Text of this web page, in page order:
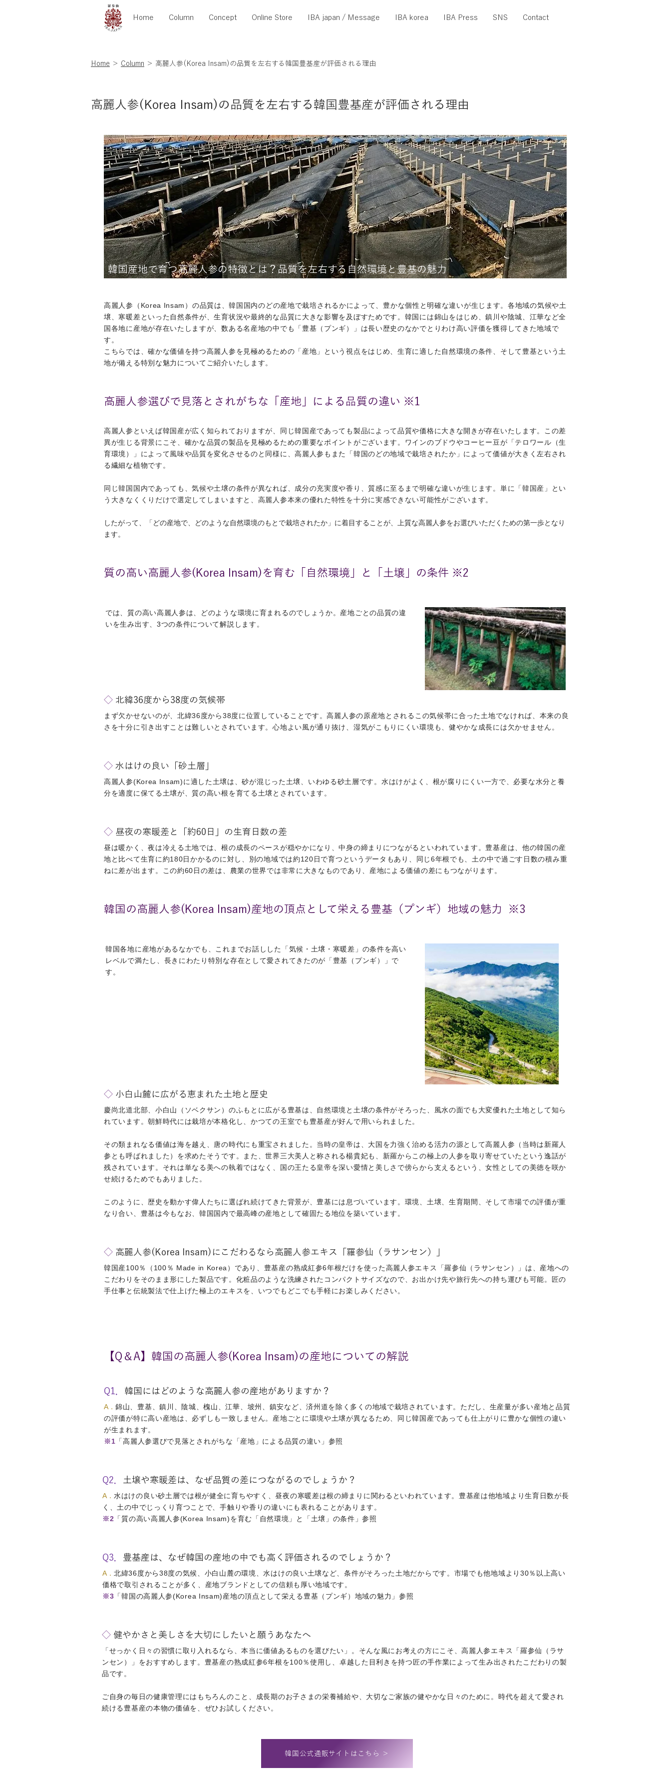
Home Column Concept Online Store IBA japan / Message IBA korea IBA Press SNS Contact
Home ＞ Column ＞ 高麗人参(Korea Insam)の品質を左右する韓国豊基産が評価される理由
高麗人参(Korea Insam)の品質を左右する韓国豊基産が評価される理由
韓国産地で育つ高麗人参の特徴とは？品質を左右する自然環境と豊基の魅力
高麗人参（Korea Insam）の品質は、韓国国内のどの産地で栽培されるかによって、豊かな個性と明確な違いが生じます。各地域の気候や土
壌、寒暖差といった自然条件が、生育状況や最終的な品質に大きな影響を及ぼすためです。韓国には錦山をはじめ、鎮川や陰城、江華など全
国各地に産地が存在いたしますが、数ある名産地の中でも「豊基（プンギ）」は長い歴史のなかでとりわけ高い評価を獲得してきた地域で
す。
こちらでは、確かな価値を持つ高麗人参を見極めるための「産地」という視点をはじめ、生育に適した自然環境の条件、そして豊基という土
地が備える特別な魅力についてご紹介いたします。
高麗人参選びで見落とされがちな「産地」による品質の違い ※1
高麗人参といえば韓国産が広く知られておりますが、同じ韓国産であっても製品によって品質や価格に大きな開きが存在いたします。この差
異が生じる背景にこそ、確かな品質の製品を見極めるための重要なポイントがございます。ワインのブドウやコーヒー豆が「テロワール（生
育環境）」によって風味や品質を変化させるのと同様に、高麗人参もまた「韓国のどの地域で栽培されたか」によって価値が大きく左右され
る繊細な植物です。
​同じ韓国国内であっても、気候や土壌の条件が異なれば、成分の充実度や香り、質感に至るまで明確な違いが生じます。単に「韓国産」とい
う大きなくくりだけで選定してしまいますと、高麗人参本来の優れた特性を十分に実感できない可能性がございます。
したがって、「どの産地で、どのような自然環境のもとで栽培されたか」に着目することが、上質な高麗人参をお選びいただくための第一歩となり
ます。
質の高い高麗人参(Korea Insam)を育む「自然環境」と「土壌」の条件 ※2
では、質の高い高麗人参は、どのような環境に育まれるのでしょうか。産地ごとの品質の違
いを生み出す、3つの条件について解説します。
◇ 北緯36度から38度の気候帯
まず欠かせないのが、北緯36度から38度に位置していることです。高麗人参の原産地とされるこの気候帯に合った土地でなければ、本来の良
さを十分に引き出すことは難しいとされています。心地よい風が通り抜け、湿気がこもりにくい環境も、健やかな成長には欠かせません。
◇ 水はけの良い「砂土層」
高麗人参(Korea Insam)に適した土壌は、砂が混じった土壌、いわゆる砂土層です。水はけがよく、根が腐りにくい一方で、必要な水分と養
分を適度に保てる土壌が、質の高い根を育てる土壌とされています。
◇ 昼夜の寒暖差と「約60日」の生育日数の差
昼は暖かく、夜は冷える土地では、根の成長のペースが穏やかになり、中身の締まりにつながるといわれています。豊基産は、他の韓国の産
地と比べて生育に約180日かかるのに対し、別の地域では約120日で育つというデータもあり、同じ6年根でも、土の中で過ごす日数の積み重
ねに差が出ます。この約60日の差は、農業の世界では非常に大きなものであり、産地による価値の差にもつながります。
韓国の高麗人参(Korea Insam)産地の頂点として栄える豊基（プンギ）地域の魅力 ※3
韓国各地に産地があるなかでも、これまでお話しした「気候・土壌・寒暖差」の条件を高い
レベルで満たし、長きにわたり特別な存在として愛されてきたのが「豊基（プンギ）」で
す。
◇ 小白山麓に広がる恵まれた土地と歴史
慶尚北道北部、小白山（ソベクサン）のふもとに広がる豊基は、自然環境と土壌の条件がそろった、風水の面でも大変優れた土地として知ら
れています。朝鮮時代には栽培が本格化し、かつての王室でも豊基産が好んで用いられました。
その類まれなる価値は海を越え、唐の時代にも重宝されました。当時の皇帝は、大国を力強く治める活力の源として高麗人参（当時は新羅人
参とも呼ばれました）を求めたそうです。また、世界三大美人と称される楊貴妃も、新羅からこの極上の人参を取り寄せていたという逸話が
残されています。それは単なる美への執着ではなく、国の王たる皇帝を深い愛情と美しさで傍らから支えるという、女性としての美徳を咲か
せ続けるためでもありました。
このように、歴史を動かす偉人たちに選ばれ続けてきた背景が、豊基には息づいています。環境、土壌、生育期間、そして市場での評価が重
なり合い、豊基は今もなお、韓国国内で最高峰の産地として確固たる地位を築いています。
◇ 高麗人参(Korea Insam)にこだわるなら高麗人参エキス「羅参仙（ラサンセン）」
韓国産100％（100％ Made in Korea）であり、豊基産の熟成紅参6年根だけを使った高麗人参エキス「羅参仙（ラサンセン）」は、産地への
こだわりをそのまま形にした製品です。化粧品のような洗練されたコンパクトサイズなので、お出かけ先や旅行先への持ち運びも可能。匠の
手仕事と伝統製法で仕上げた極上のエキスを、いつでもどこでも手軽にお楽しみください。
【Q＆A】韓国の高麗人参(Korea Insam)の産地についての解説
Q1． 韓国にはどのような高麗人参の産地がありますか？
A． 錦山、豊基、鎮川、陰城、槐山、江華、坡州、鎮安など、済州道を除く多くの地域で栽培されています。ただし、生産量が多い産地と品質
の評価が特に高い産地は、必ずしも一致しません。産地ごとに環境や土壌が異なるため、同じ韓国産であっても仕上がりに豊かな個性の違い
が生まれます。
※1 「高麗人参選びで見落とされがちな「産地」による品質の違い」参照
Q2． 土壌や寒暖差は、なぜ品質の差につながるのでしょうか？
A． 水はけの良い砂土層では根が健全に育ちやすく、昼夜の寒暖差は根の締まりに関わるといわれています。豊基産は他地域より生育日数が長
く、土の中でじっくり育つことで、手触りや香りの違いにも表れることがあります。
※2 「質の高い高麗人参(Korea Insam)を育む「自然環境」と「土壌」の条件」参照
Q3． 豊基産は、なぜ韓国の産地の中でも高く評価されるのでしょうか？
A． 北緯36度から38度の気候、小白山麓の環境、水はけの良い土壌など、条件がそろった土地だからです。市場でも他地域より30％以上高い
価格で取引されることが多く、産地ブランドとしての信頼も厚い地域です。
※3 「韓国の高麗人参(Korea Insam)産地の頂点として栄える豊基（プンギ）地域の魅力」参照
◇ 健やかさと美しさを大切にしたいと願うあなたへ
「せっかく日々の習慣に取り入れるなら、本当に価値あるものを選びたい」。そんな風にお考えの方にこそ、高麗人参エキス「羅参仙（ラサ
ンセン）」をおすすめします。豊基産の熟成紅参6年根を100％使用し、卓越した目利きを持つ匠の手作業によって生み出されたこだわりの製
品です。
ご自身の毎日の健康管理にはもちろんのこと、成長期のお子さまの栄養補給や、大切なご家族の健やかな日々のために。時代を超えて愛され
続ける豊基産の本物の価値を、ぜひお試しください。
韓国公式通販サイトはこちら ＞